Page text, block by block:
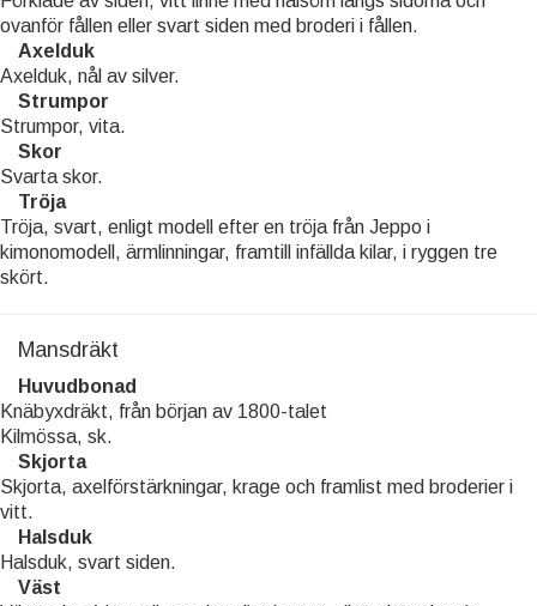
ovanför fållen eller svart siden med broderi i fållen.
Axelduk
Axelduk, nål av silver.
Strumpor
Strumpor, vita.
Skor
Svarta skor.
Tröja
Tröja, svart, enligt modell efter en tröja från Jeppo i
kimonomodell, ärmlinningar, framtill infällda kilar, i ryggen tre
skört.
Mansdräkt
Huvudbonad
Knäbyxdräkt, från början av 1800-talet
Kilmössa, sk.
Skjorta
Skjorta, axelförstärkningar, krage och framlist med broderier i
vitt.
Halsduk
Halsduk, svart siden.
Väst